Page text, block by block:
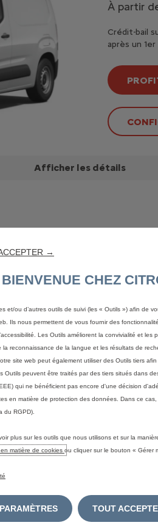
À partir
Crédit-bail
après un
Afficher les détails
À partir
Crédit-bail
après un
→
BIENVENUE CHEZ
et/ou d’autres outils de suivi (les « Outils ») afin de
Ils nous permettent de vous fournir des
Les Outils améliorent la convivialité et les
la reconnaissance de la langue et les résultats de
site web peut également utiliser des Outils tiers
Outils peuvent être traités par des tiers situés dans
qui ne bénéficient pas encore d'une décision
en matière de protection des données. Dans ce
du RGPD).
plus sur les outils que nous utilisons et sur la
matière de cookies ou cliquer sur le bouton « Gérer
PARAMÈTRES TOUT